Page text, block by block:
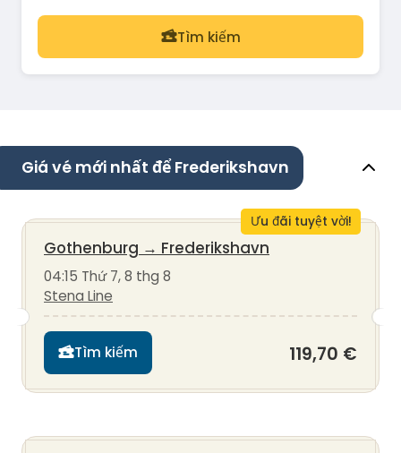
Tìm kiếm
Giá vé mới nhất để Frederikshavn
Ưu đãi tuyệt vời!
Gothenburg → Frederikshavn
04:15 Thứ 7, 8 thg 8
Stena Line
Tìm kiếm 119,70 €